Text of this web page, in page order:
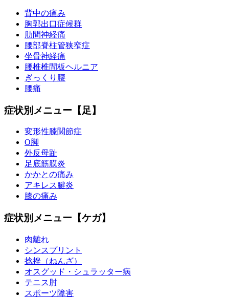
背中の痛み
胸郭出口症候群
肋間神経痛
腰部脊柱管狭窄症
坐骨神経痛
腰椎椎間板ヘルニア
ぎっくり腰
腰痛
症状別メニュー【足】
変形性膝関節症
O脚
外反母趾
足底筋膜炎
かかとの痛み
アキレス腱炎
膝の痛み
症状別メニュー【ケガ】
肉離れ
シンスプリント
捻挫（ねんざ）
オスグッド・シュラッター病
テニス肘
スポーツ障害